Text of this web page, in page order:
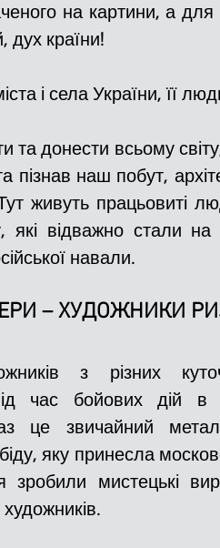
на картини, а
дух країни!
і села України, її
та донести всьому
пізнав наш побут,
живуть працьовиті
які відважно стали
навали.
– ХУДОЖНИКИ
з різних
час бойових дій в
це звичайний
яку принесла
зробили мистецькі